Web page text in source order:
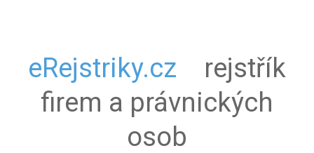
eRejstriky.cz
rejstřík
firem a právnických
osob